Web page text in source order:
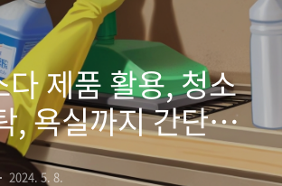
제품 활용, 청소
, 욕실까지 간단하
2024. 5. 8.